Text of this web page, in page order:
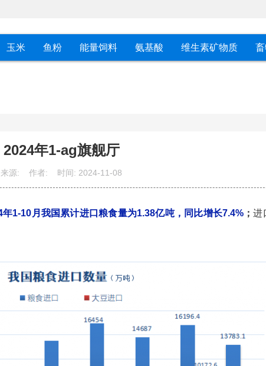
玉米 鱼粉 能量饲料 氨基酸 维生素矿物质
2024年1-ag旗舰厅
来源: 作者: 时间: 2024-11-08
年1-10月我国累计进口粮食量为1.38亿吨，同比增长7.4% ；进